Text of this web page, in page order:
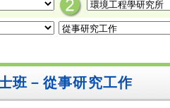
班－從事研究工作